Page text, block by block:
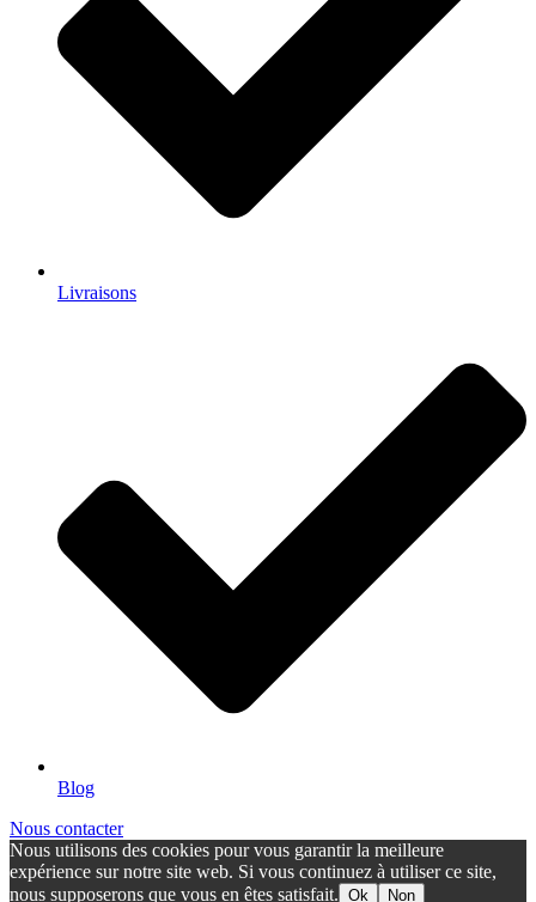
Livraisons
Blog
Nous contacter
Nous utilisons des cookies pour vous garantir la meilleure
expérience sur notre site web. Si vous continuez à utiliser ce site,
nous supposerons que vous en êtes satisfait. Ok Non